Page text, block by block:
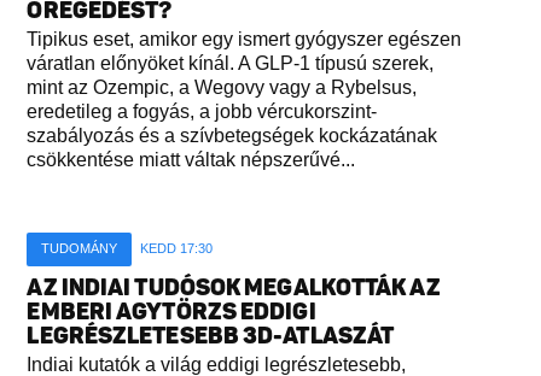
ÖREGEDÉST?
Tipikus eset, amikor egy ismert gyógyszer egészen
váratlan előnyöket kínál. A GLP-1 típusú szerek,
mint az Ozempic, a Wegovy vagy a Rybelsus,
eredetileg a fogyás, a jobb vércukorszint-
szabályozás és a szívbetegségek kockázatának
csökkentése miatt váltak népszerűvé...
TUDOMÁNY KEDD 17:30
AZ INDIAI TUDÓSOK MEGALKOTTÁK AZ
EMBERI AGYTÖRZS EDDIGI
LEGRÉSZLETESEBB 3D-ATLASZÁT
Indiai kutatók a világ eddigi legrészletesebb,